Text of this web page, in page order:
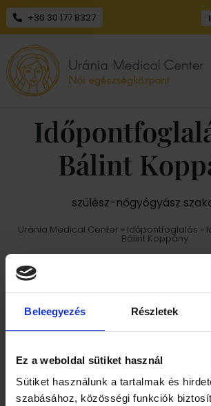
Beleegyezés Részletek
Ez a weboldal sütiket használ
Sütiket használunk a tartalmak és
szabásához, közösségi funkciók
+36 30 177 8327
Bálint
szülész-nőgyógyász
Uránia Medical Center » Időpontfoglalás »
Bálint Koppány